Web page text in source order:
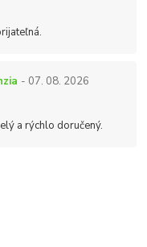
- 07. 08. 2026
a rýchlo doručený.